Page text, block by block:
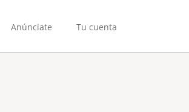
Anúnciate Tu cuenta